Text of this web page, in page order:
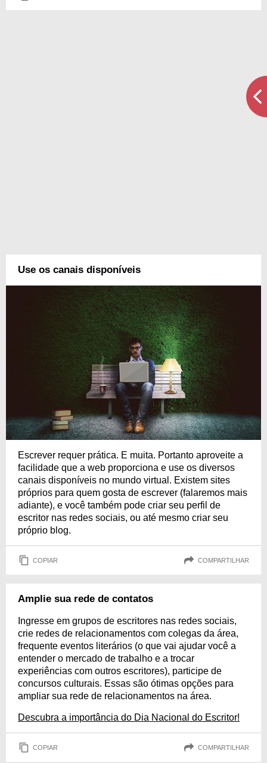
Use os canais disponíveis
Escrever requer prática. E muita. Portanto aproveite a
facilidade que a web proporciona e use os diversos
canais disponíveis no mundo virtual. Existem sites
próprios para quem gosta de escrever (falaremos mais
adiante), e você também pode criar seu perfil de
escritor nas redes sociais, ou até mesmo criar seu
próprio blog.
COPIAR COMPARTILHAR
Amplie sua rede de contatos
Ingresse em grupos de escritores nas redes sociais,
crie redes de relacionamentos com colegas da área,
frequente eventos literários (o que vai ajudar você a
entender o mercado de trabalho e a trocar
experiências com outros escritores), participe de
concursos culturais. Essas são ótimas opções para
ampliar sua rede de relacionamentos na área.
Descubra a importância do Dia Nacional do Escritor!
COPIAR COMPARTILHAR